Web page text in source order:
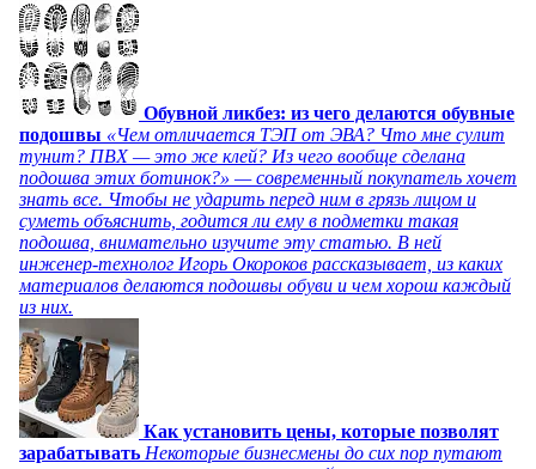
Обувной ликбез: из чего делаются обувные
подошвы «Чем отличается ТЭП от ЭВА? Что мне сулит
тунит? ПВХ — это же клей? Из чего вообще сделана
подошва этих ботинок?» — современный покупатель хочет
знать все. Чтобы не ударить перед ним в грязь лицом и
суметь объяснить, годится ли ему в подметки такая
подошва, внимательно изучите эту статью. В ней
инженер-технолог Игорь Окороков рассказывает, из каких
материалов делаются подошвы обуви и чем хорош каждый
из них.
Как установить цены, которые позволят
зарабатывать Некоторые бизнесмены до сих пор путают